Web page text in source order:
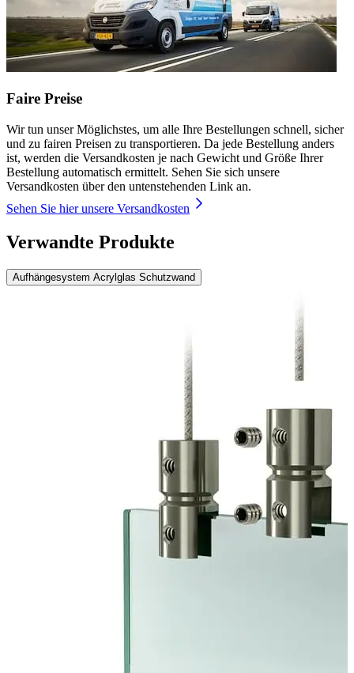
Faire Preise
Wir tun unser Möglichstes, um alle Ihre Bestellungen schnell, sicher
und zu fairen Preisen zu transportieren. Da jede Bestellung anders
ist, werden die Versandkosten je nach Gewicht und Größe Ihrer
Bestellung automatisch ermittelt. Sehen Sie sich unsere
Versandkosten über den untenstehenden Link an.
Sehen Sie hier unsere Versandkosten
Verwandte Produkte
Aufhängesystem Acrylglas Schutzwand